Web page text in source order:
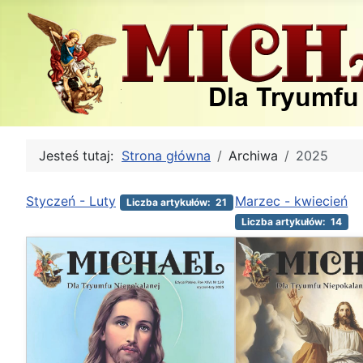
Jesteś tutaj: Strona główna Archiwa 2025
Styczeń - Luty Liczba artykułów: 21 Marzec - kwiecień
Liczba artykułów: 14